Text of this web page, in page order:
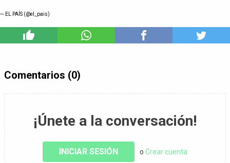
— EL PAÍS (@el_pais)
Comentarios (0)
¡Únete a la conversación!
INICIAR SESIÓN o Crear cuenta